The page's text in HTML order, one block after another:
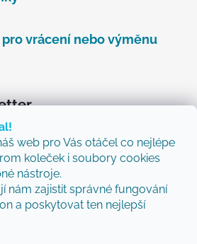
web pro Vás otáčel co nejlépe
koleček i soubory cookies
nástroje.
nám zajistit správné fungování
a poskytovat ten nejlepší
vrácení nebo výměnu
vám budeme zasílat informace
na našem e-shopu.
Vám budeme zasílat ty nejlepší